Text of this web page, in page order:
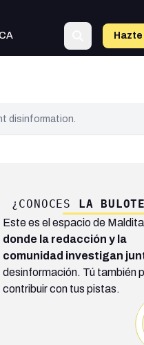
disinformation.
¿CONOCES LA
Este es el espacio de
donde la redacción y la
comunidad investigan
desinformación. Tú también
contribuir con tus pistas.